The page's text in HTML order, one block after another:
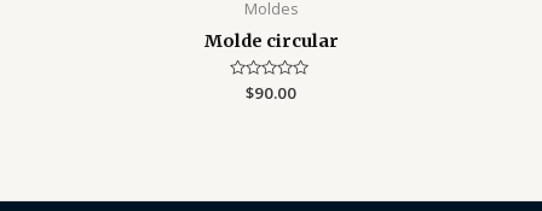
Moldes
Molde circular
Valorado
$90.00